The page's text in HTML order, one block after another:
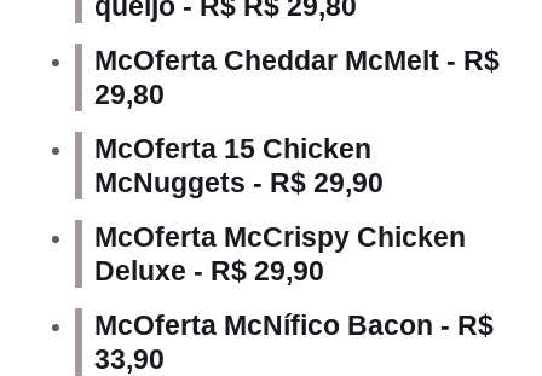
McOferta Cheddar McMelt - R$
29,80
McOferta 15 Chicken
McNuggets - R$ 29,90
McOferta McCrispy Chicken
Deluxe - R$ 29,90
McOferta McNífico Bacon - R$
33,90